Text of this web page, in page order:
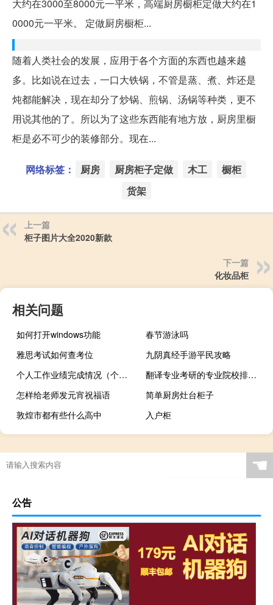
大约在3000至8000元一平米，高端厨房橱柜定做大约在1
0000元一平米。 定做厨房橱柜...
随着人类社会的发展，应用于各个方面的东西也越来越
多。比如说在过去，一口大铁锅，不管是蒸、煮、炸还是
炖都能解决，现在却分了炒锅、煎锅、汤锅等种类，更不
用说其他的了。所以为了这些东西能有地方放，厨房里橱
柜是必不可少的装修部分。现在...
网络标签： 厨房 厨房柜子定做 木工
橱柜
货架
上一篇
柜子图片大全2020新款
下一篇
化妆品柜
相关问题
如何打开windows功能
春节游泳吗
雅思考试如何查考位
九阴真经手游平民攻略
个人工作业绩完成情况（个人工作业绩怎么写）
翻译专业考研的专业院校排名谁清楚
怎样给老师发元宵祝福语
简单厨房灶台柜子
敦煌市都有些什么高中
入户柜
☚
公告